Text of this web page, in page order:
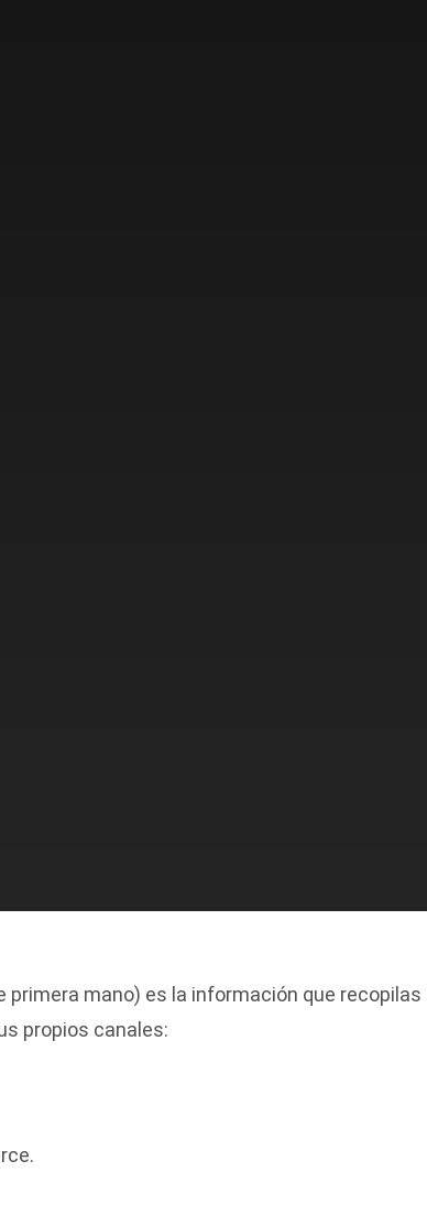
primera mano) es la información que recopilas
propios canales: